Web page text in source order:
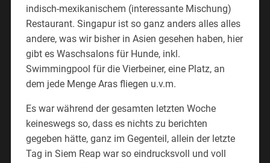
indisch-mexikanischem (interessante Mischung)
Restaurant. Singapur ist so ganz anders alles alles
andere, was wir bisher in Asien gesehen haben, hier
gibt es Waschsalons für Hunde, inkl.
Swimmingpool für die Vierbeiner, eine Platz, an
dem jede Menge Aras fliegen u.v.m.
Es war während der gesamten letzten Woche
keineswegs so, dass es nichts zu berichten
gegeben hätte, ganz im Gegenteil, allein der letzte
Tag in Siem Reap war so eindrucksvoll und voll